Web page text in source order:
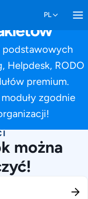
podstawowych
Helpdesk, RODO
premium.
zgodnie
można